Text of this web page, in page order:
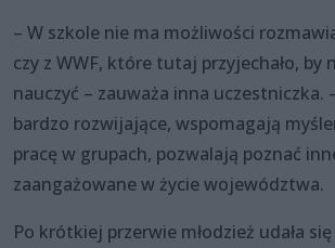
– W szkole nie ma możliwości
czy z WWF, które tutaj przyjechało, by
nauczyć – zauważa inna uczestniczka.
bardzo rozwijające, wspomagają
pracę w grupach, pozwalają poznać
zaangażowane w życie województwa.
Po krótkiej przerwie młodzież udała